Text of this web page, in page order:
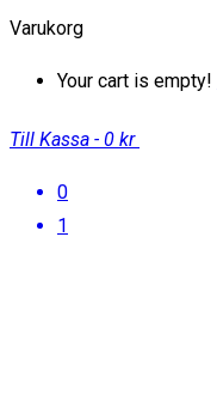
Varukorg
Your cart is empty!
Till Kassa - 0 kr
0
1